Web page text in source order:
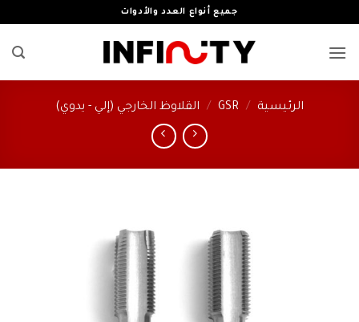
جميع أنواع العدد والأدوات
الرئيسية /
GSR
/ القلاوظ الخارجي (إلي - يدوي)